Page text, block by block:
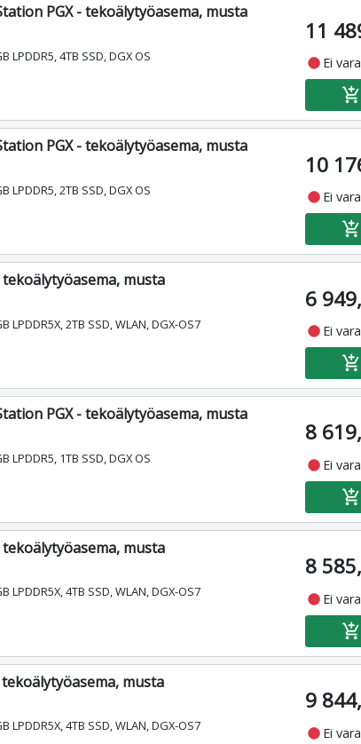
PGX - tekoälytyöasema, musta
LPDDR5, 4TB SSD, DGX OS
11
fiber_manual_record Ei
add_shopping_cart
PGX - tekoälytyöasema, musta
LPDDR5, 2TB SSD, DGX OS
10
fiber_manual_record Ei
add_shopping_cart
tekoälytyöasema, musta
LPDDR5X, 2TB SSD, WLAN, DGX-OS7
6
fiber_manual_record Ei
add_shopping_cart
PGX - tekoälytyöasema, musta
LPDDR5, 1TB SSD, DGX OS
8
fiber_manual_record Ei
add_shopping_cart
tekoälytyöasema, musta
LPDDR5X, 4TB SSD, WLAN, DGX-OS7
8
fiber_manual_record Ei
add_shopping_cart
musta
LPDDR5X, 4TB SSD, WLAN, DGX-OS7
9
fiber_manual_record Ei